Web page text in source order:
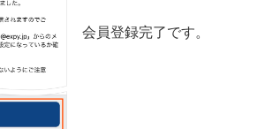
会員登録完了です。